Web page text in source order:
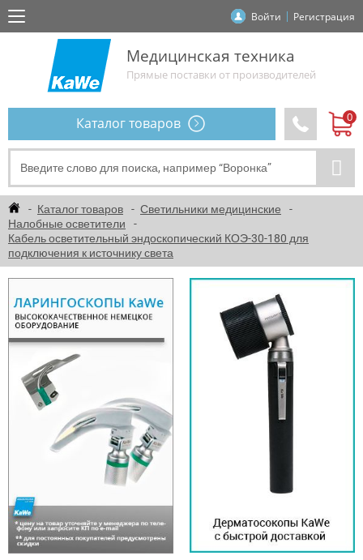
Войти Регистрация
Медицинская техника
Прямые поставки от производителей
Каталог товаров
Каталог товаров
Светильники медицинские
Налобные осветители
Кабель осветительный эндоскопический КОЭ-30-180 для
подключения к источнику света